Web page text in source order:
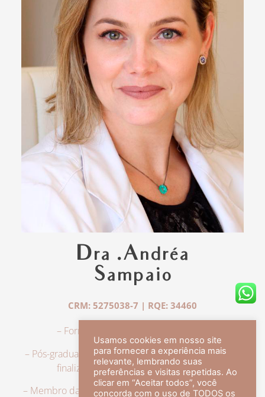
Dra .Andréa
Sampaio
CRM: 5275038-7 | RQE: 34460
– Formação em Medicina pela UFRJ.
– Pós-graduação em Dermatologia pela UFRJ, tendo
finalizado a especialização em 2007.
– Membro da Sociedade Brasileira de Dermatologia,
Usamos cookies em nosso site
para fornecer a experiência mais
relevante, lembrando suas
preferências e visitas repetidas. Ao
clicar em “Aceitar todos”, você
concorda com o uso de TODOS os